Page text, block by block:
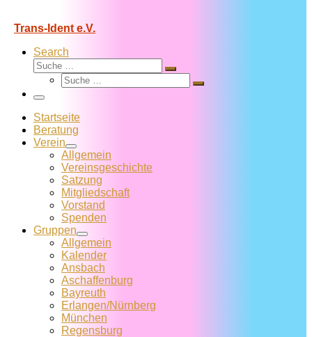
Trans-Ident e.V.
Search
Suche
Suche
Suche
Suche
Menü
Startseite
Beratung
Verein
Allgemein
Vereins­geschichte
Satzung
Mitglied­schaft
Vorstand
Spenden
Gruppen
Allgemein
Kalender
Ansbach
Aschaffenburg
Bayreuth
Erlangen/Nürnberg
München
Regensburg